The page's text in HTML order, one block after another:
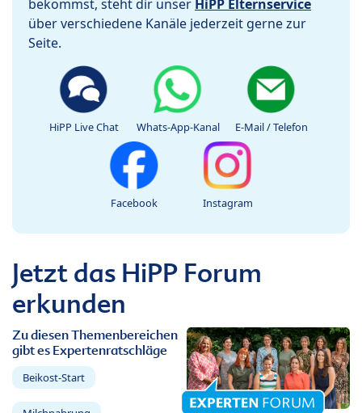
bekommst, steht dir unser HiPP Elternservice
über verschiedene Kanäle jederzeit gerne zur
Seite.
HiPP Live Chat Whats-App-Kanal E-Mail / Telefon
Facebook Instagram
Jetzt das HiPP Forum
erkunden
Zu diesen Themenbereichen
gibt es Expertenratschläge
Beikost-Start